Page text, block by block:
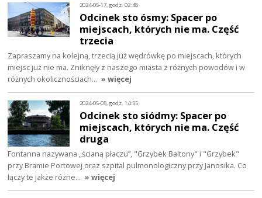
2024-05-17, godz. 02:48
Odcinek sto ósmy: Spacer po
miejscach, których nie ma. Część
trzecia
Zapraszamy na kolejną, trzecią już wędrówkę po miejscach, których
miejsc już nie ma. Zniknęły z naszego miasta z różnych powodów i w
różnych okolicznościach… » więcej
2024-05-05, godz. 14:55
Odcinek sto siódmy: Spacer po
miejscach, których nie ma. Część
druga
Fontanna nazywana „ścianą płaczu”, "Grzybek Baltony" i "Grzybek"
przy Bramie Portowej oraz szpital pulmonologiczny przy Janosika. Co
łączy te jakże różne… » więcej